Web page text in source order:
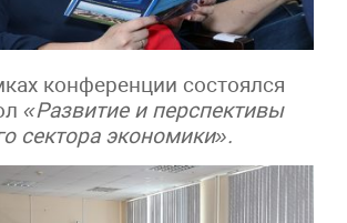
конференции состоялся
«Развитие и перспективы
сектора экономики».